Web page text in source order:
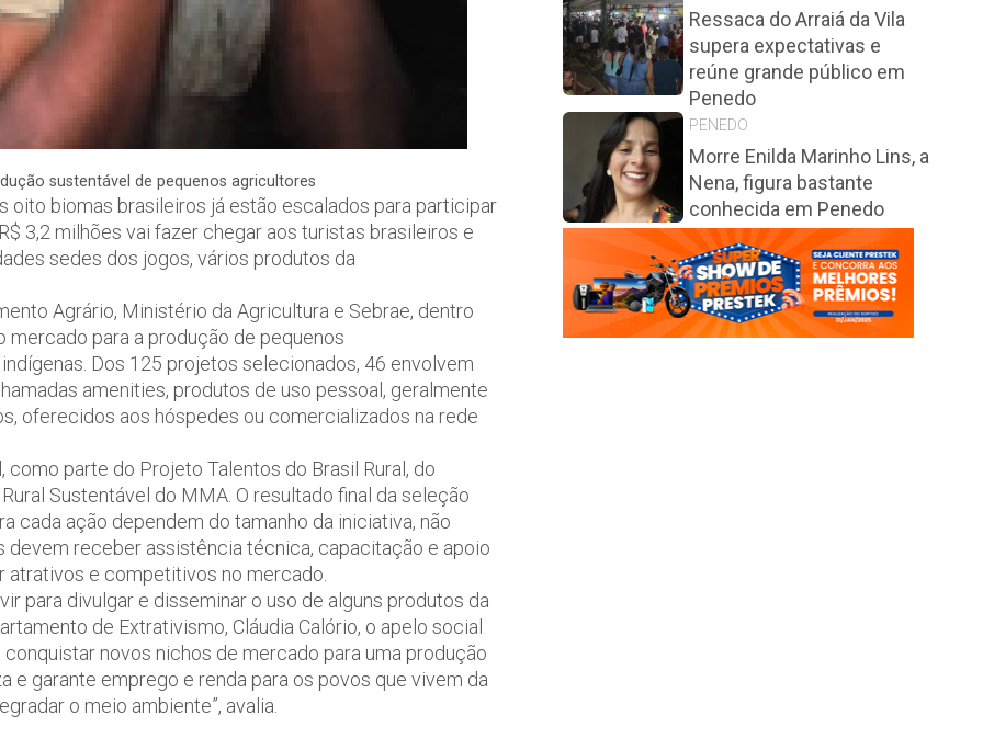
sustentável de pequenos agricultores
biomas brasileiros já estão escalados para participar
3,2 milhões vai fazer chegar aos turistas brasileiros e
sedes dos jogos, vários produtos da
Agrário, Ministério da Agricultura e Sebrae, dentro
mercado para a produção de pequenos
Dos 125 projetos selecionados, 46 envolvem
amenities, produtos de uso pessoal, geralmente
oferecidos aos hóspedes ou comercializados na rede
parte do Projeto Talentos do Brasil Rural, do
Sustentável do MMA. O resultado final da seleção
cada ação dependem do tamanho da iniciativa, não
receber assistência técnica, capacitação e apoio
atrativos e competitivos no mercado.
para divulgar e disseminar o uso de alguns produtos da
de Extrativismo, Cláudia Calório, o apelo social
novos nichos de mercado para uma produção
e garante emprego e renda para os povos que vivem da
o meio ambiente”, avalia.
Ressaca do Arraiá da Vila
supera expectativas e
reúne grande público em
Penedo
PENEDO
Morre Enilda Marinho Lins, a
Nena, figura bastante
conhecida em Penedo